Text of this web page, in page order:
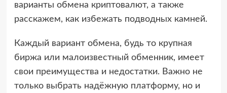
варианты обмена криптовалют, а также
расскажем, как избежать подводных камней.
Каждый вариант обмена, будь то крупная
биржа или малоизвестный обменник, имеет
свои преимущества и недостатки. Важно не
только выбрать надёжную платформу, но и